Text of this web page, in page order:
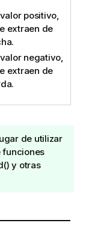
positivo,
extraen de
negativo,
extraen de
de utilizar
funciones
y otras